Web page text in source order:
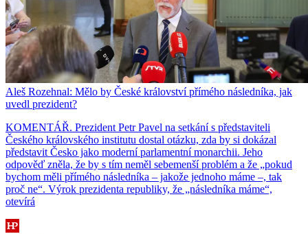
Aleš Rozehnal: Mělo by České království přímého následníka, jak
uvedl prezident?
KOMENTÁŘ. Prezident Petr Pavel na setkání s představiteli
Českého královského institutu dostal otázku, zda by si dokázal
představit Česko jako moderní parlamentní monarchii. Jeho
odpověď zněla, že by s tím neměl sebemenší problém a že „pokud
bychom měli přímého následníka – jakože jednoho máme –, tak
proč ne“. Výrok prezidenta republiky, že „následníka máme“,
otevírá